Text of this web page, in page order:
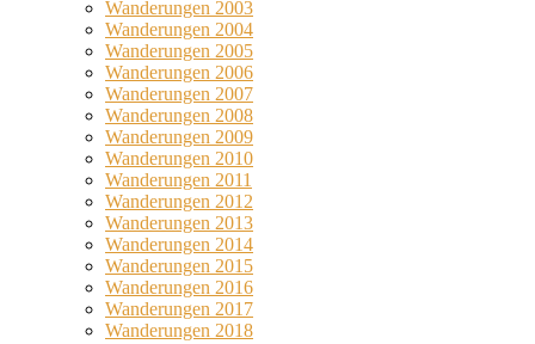
Wanderungen 2003
Wanderungen 2004
Wanderungen 2005
Wanderungen 2006
Wanderungen 2007
Wanderungen 2008
Wanderungen 2009
Wanderungen 2010
Wanderungen 2011
Wanderungen 2012
Wanderungen 2013
Wanderungen 2014
Wanderungen 2015
Wanderungen 2016
Wanderungen 2017
Wanderungen 2018